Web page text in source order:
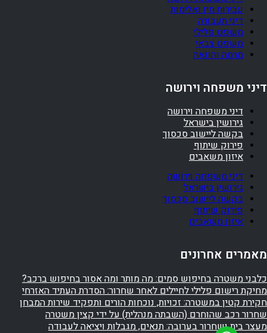
עבירות מין ואלימות
דיני תעבורה
משפט פלילי
משפט צבאי
מרמה והונאה
דיני משפחה וירושה
דיני משפחה וירושה
גירושין בישראל
בקשה ליישוב סכסוך
פירוק שיתוף
איזון משאבים
דיני משפחה וירושה
גירושין בישראל
בקשה ליישוב סכסוך
פירוק שיתוף
איזון משאבים
מאמרים אחרונים
כלבני משטרה בחיפוש סמים: מה מותר ומה אסור בחיפוש ברכב?
מחיקת רישום פלילי לחיילים לאחר שחרור: הסדרת העתיד האזרחי
חקירת קטין במשטרה: זכויות, נוכחות הורים ותפקיד שירות המבחן
שחרור רכב שהוחרם (השבתה מנהלית) על ידי קצין משטרה
מעצר בית ושחרור בערובה: תנאים, מגבלות ויציאה לעבודה